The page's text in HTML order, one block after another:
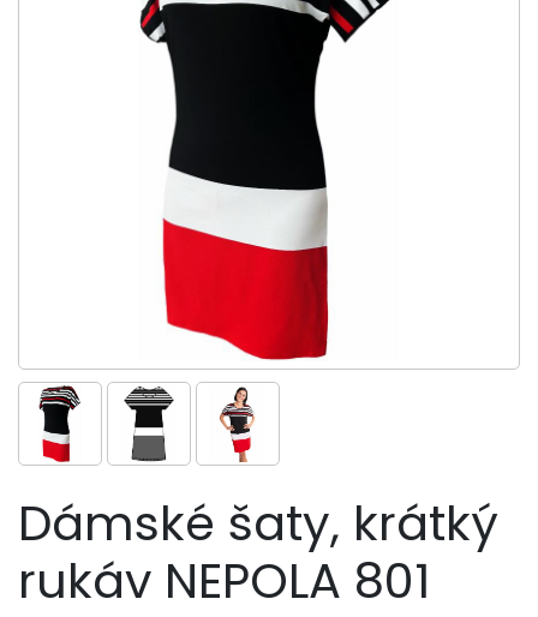
Dámské šaty, krátký
rukáv NEPOLA 801